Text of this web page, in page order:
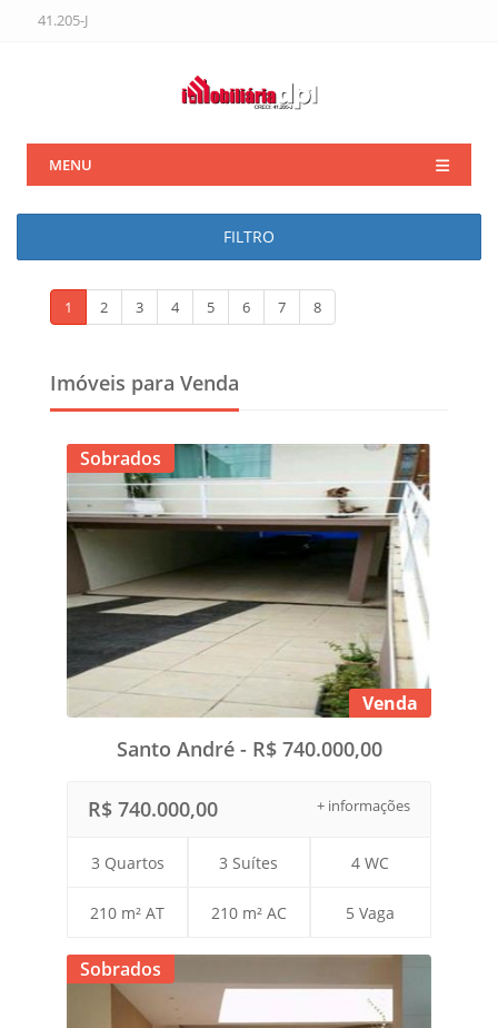
41.205-J
MENU
FILTRO
1 2 3 4 5 6 7 8
Imóveis para Venda
Sobrados
Venda
Santo André - R$ 740.000,00
+ informações
R$ 740.000,00
3 Quartos 3 Suítes 4 WC
210 m² AT 210 m² AC 5 Vaga
Sobrados